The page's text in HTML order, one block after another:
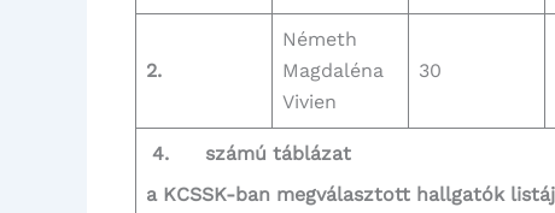
2.
Németh
Magdaléna
Vivien
30
4. számú táblázat
a KCSSK-ban megválasztott hallgatók